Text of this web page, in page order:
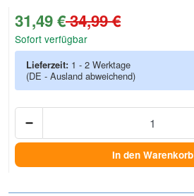
31,49 €34,99 €
Sofort verfügbar
Lieferzeit: 1 - 2 Werktage
(DE - Ausland abweichend)
In den Warenkorb